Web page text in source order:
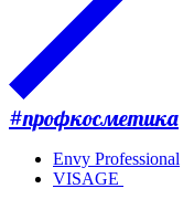
#профкосметика
Envy Professional
VISAGE